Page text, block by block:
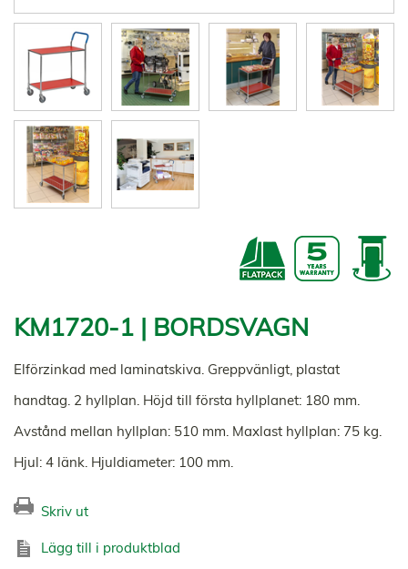
KM1720-1 | BORDSVAGN
Elförzinkad med laminatskiva. Greppvänligt, plastat
handtag. 2 hyllplan. Höjd till första hyllplanet: 180 mm.
Avstånd mellan hyllplan: 510 mm. Maxlast hyllplan: 75 kg.
Hjul: 4 länk. Hjuldiameter: 100 mm.
Skriv ut
Lägg till i produktblad